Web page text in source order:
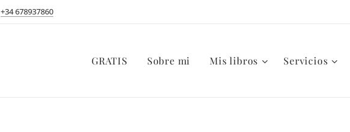
+34 678937860
GRATIS Sobre mi Mis libros Servicios